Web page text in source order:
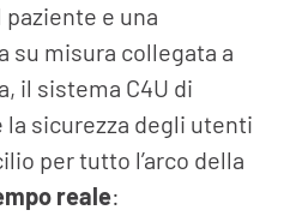
e una
su misura collegata a
il sistema C4U di
sicurezza degli utenti
per tutto l’arco della
reale: